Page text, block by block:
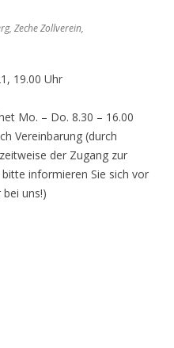
Zeche Zollverein,
19.00 Uhr
Mo. – Do. 8.30 – 16.00
Vereinbarung (durch
der Zugang zur
informieren Sie sich vor
uns!)